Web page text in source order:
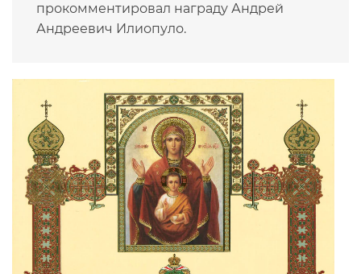
прокомментировал награду Андрей
Андреевич Илиопуло.